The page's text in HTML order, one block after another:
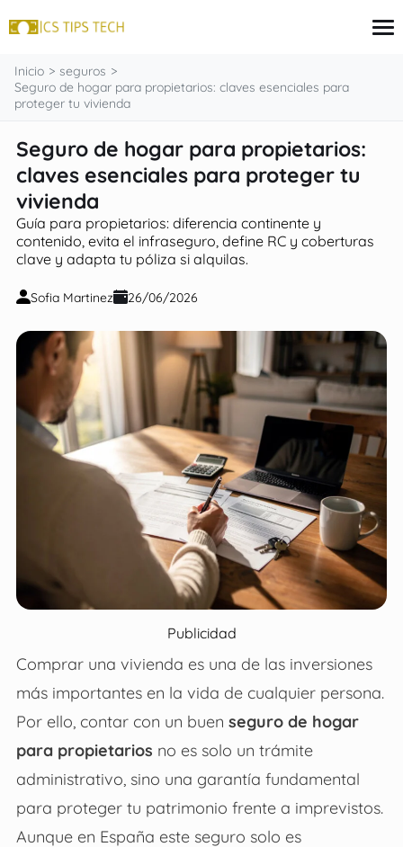
Inversiones
seguros
Finanzas
Hipoteca
Inicio
seguros
Seguro de hogar para propietarios: claves esenciales para
proteger tu vivienda
Seguro de hogar para propietarios:
claves esenciales para proteger tu
vivienda
Guía para propietarios: diferencia continente y
contenido, evita el infraseguro, define RC y coberturas
clave y adapta tu póliza si alquilas.
Sofia Martinez 26/06/2026
Publicidad
Comprar una vivienda es una de las inversiones
más importantes en la vida de cualquier persona.
Por ello, contar con un buen seguro de hogar
para propietarios no es solo un trámite
administrativo, sino una garantía fundamental
para proteger tu patrimonio frente a imprevistos.
Aunque en España este seguro solo es